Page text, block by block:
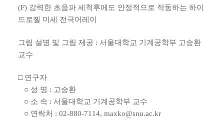
(F) 강력한 초음파 세척후에도 안정적으로 작동하는 하이
드로젤 미세 전극어레이
그림 설명 및 그림 제공 : 서울대학교 기계공학부 고승환
교수
□ 연구자
○ 성 명 : 고승환
○ 소 속 : 서울대학교 기계공학부 교수
○ 연락처 : 02-880-7114, maxko@snu.ac.kr